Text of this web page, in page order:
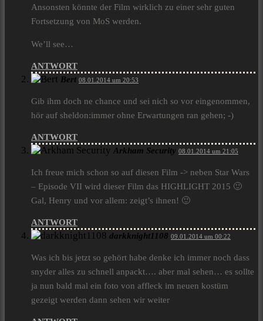
Ansonsten könnte der Film wirklich zu einer sehr guten
Fortsetzung von MoS werden.
We’ll see…
ANTWORT
Bert 08.01.2014 um 20:53
Gib ihm doch ne chance und sei nich so vor eingenommen,
hör auf sheldon:immer ohne Erwartungen ran gehen; -)
ANTWORT
Arkham Security 08.01.2014 um 21:05
Ich freue mich schon so auf diesen Film -> neben Star Wars
– Episode VII wird dieser Film das HIGHLIGHT 2015 🙂
Gal, Henry und vor allem: zeigt’s ihnen! 🙂
ANTWORT
darkknight1108 09.01.2014 um 00:22
Was ich bis jetzt so gehört habe denke ich immer noch dass
snyder alles zu schnell anpackt…. aber mal sehen… es sollte
ja nun bald mal ein foto von affleck im neuen kostüm
gezeigt werden dann sehen wir weiter